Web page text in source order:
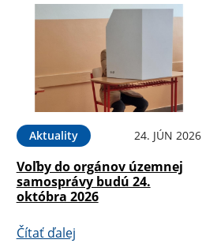
Aktuality 24. JÚN 2026
Voľby do orgánov územnej
samosprávy budú 24.
októbra 2026
Čítať ďalej